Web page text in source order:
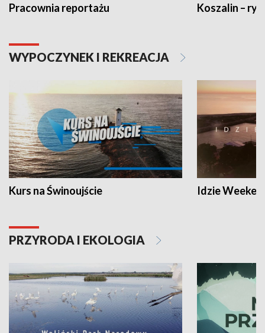
Pracownia reportażu Koszalin –
WYPOCZYNEK I REKREACJA
Kurs na Świnoujście Idzie
PRZYRODA I EKOLOGIA